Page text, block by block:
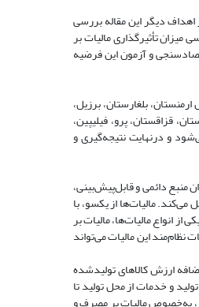
آثار تنازلی این نوع مالیات در گروه کشورهای منتخب با درآمد متوسط در دوره زمانی 2015-1995 است. از اهداف دیگر این مقاله بررسی
و ضریب جینی به عنوان شاخص نشان‌دهنده توزیع درآمد در گروه کشورهای منتخب در دوره زمانی 2015-1995، بررسی میزان تأثیرگذاری مالیات بر
و آزمون این فرضیه
بلغارستان، برزیل،
قزاقستان، پرو، فیلیپین،
و درنهایت نتیجه‌گیری و
منبع دائمی و قابل‌پیش‌­بینی،
مالیات­‌ها از یکسو، با
از انواع مالیات‌ها، مالیات بر
این مالیات می‌تواند
ارزش کالاهای تولید‌شده
و خدمات از محل تولید تا